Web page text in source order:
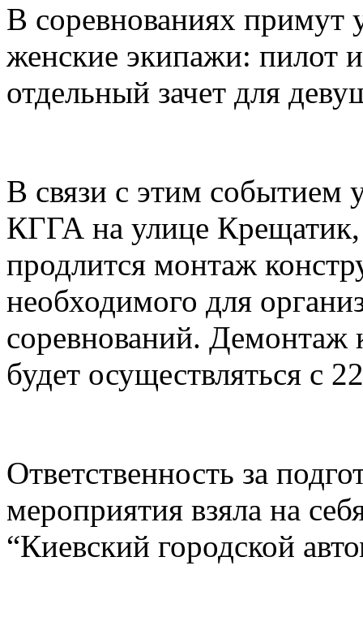
В соревнованиях примут
женские экипажи: пилот
отдельный зачет для
В связи с этим событием
КГГА на улице
продлится монтаж
необходимого для
соревнований. Демонтаж
будет осуществляться с
Ответственность за
мероприятия взяла на
“Киевский городской